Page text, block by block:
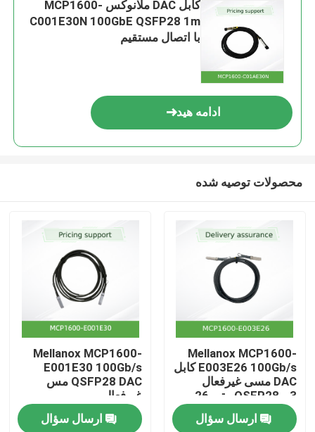
خانه
کابل DAC ملانوکس MCP1600-
C001E30N 100GbE QSFP28 1m
با اتصال مستقیم
ادامه هید
محصولات توصیه شده
Mellanox MCP1600-
E003E26 100Gb/s کابل
DAC مسی غیرفعال
QSFP28 - 3 متر، 26
AWG، EDR InfiniBand،
LSZH
ارسال سؤال
Mellanox MCP1600-
E001E30 100Gb/s
QSFP28 DAC مس
غیرفعال
ارسال سؤال